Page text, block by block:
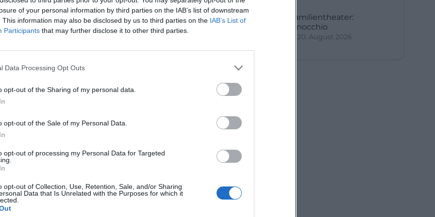
of your personal information by third parties on the IAB’s list of downstream
This information may also be disclosed by us to third parties on the IAB’s List of
Participants that may further disclose it to other third parties.
Data Processing Opt Outs
opt-out of the Sharing of my personal data.
opt-out of the Sale of my Personal Data.
opt-out of processing my Personal Data for Targeted
opt-out of Collection, Use, Retention, Sale, and/or Sharing
Data that Is Unrelated with the Purposes for which it
offen und verspricht einen entspannten
Bildungswerk.
ausdrücklich erwünscht!
kennenzulernen und die kulturelle Vielfalt
unavailable
Familientheater:
Pinocchio
20. August 2026